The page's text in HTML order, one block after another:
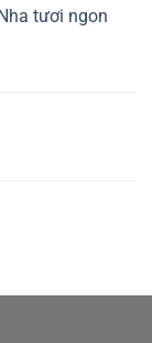
tươi ngon